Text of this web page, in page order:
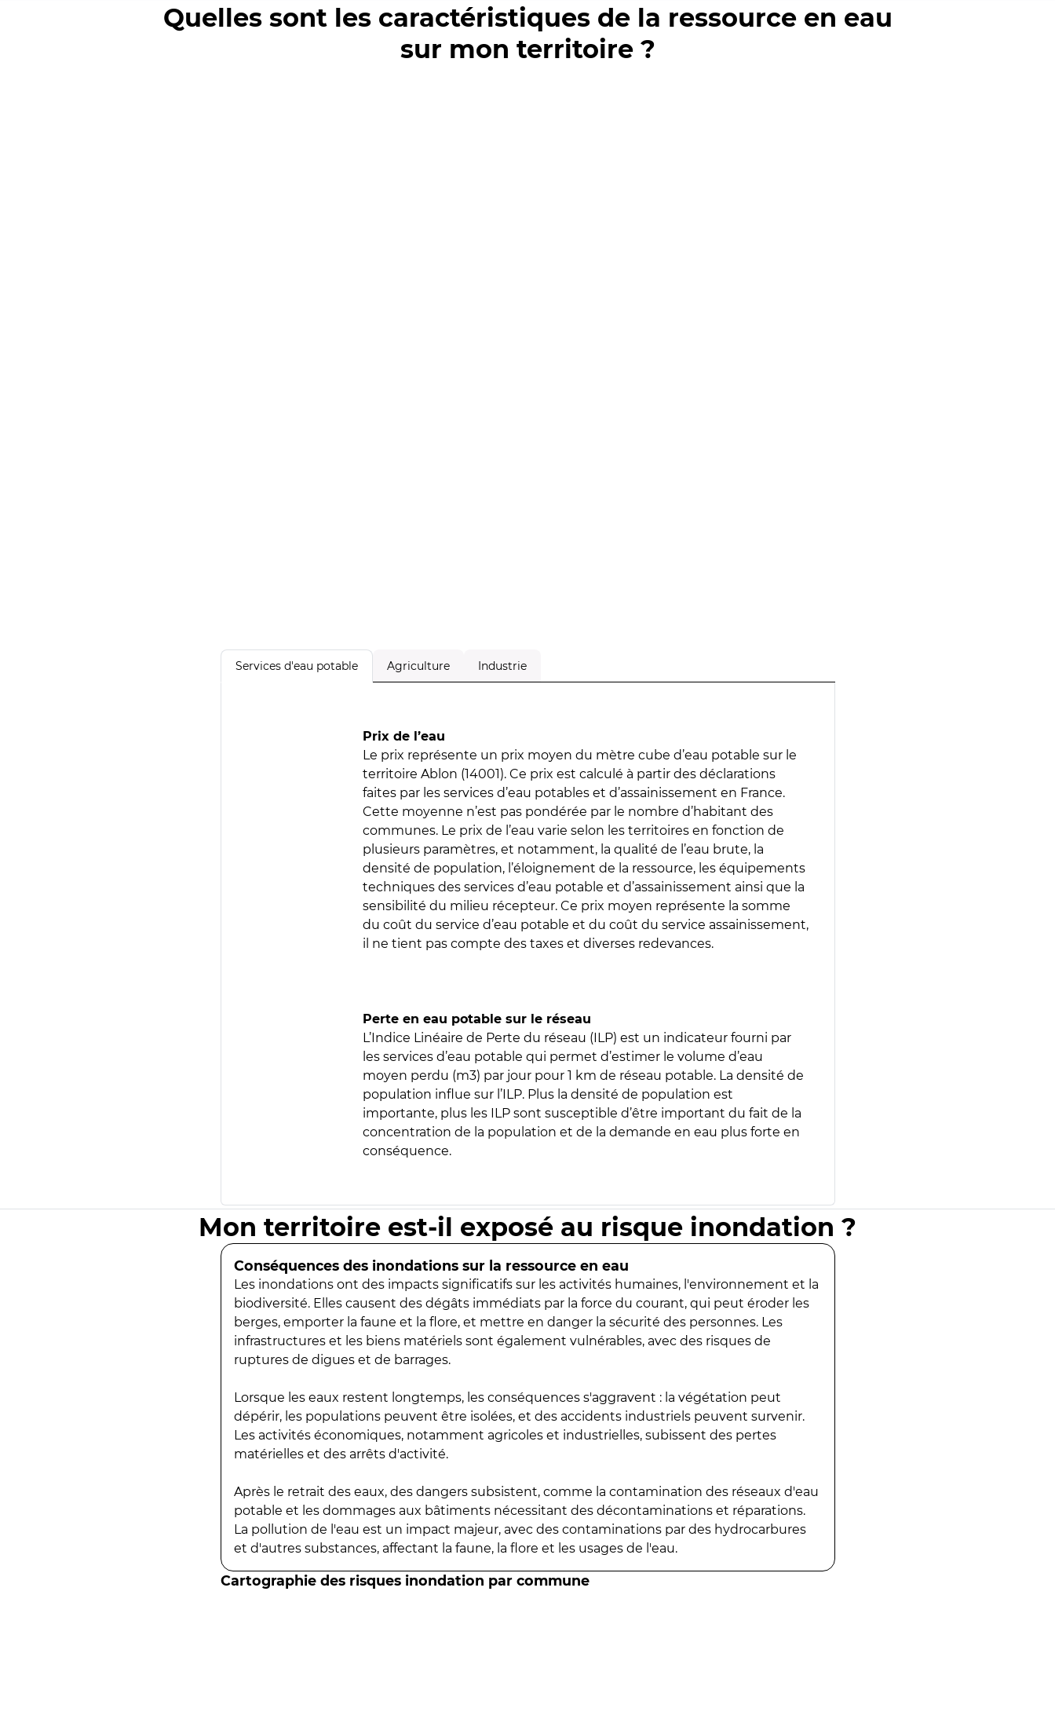
Quelles sont les caractéristiques de la ressource en eau
sur mon territoire ?
Services d'eau potable Agriculture Industrie
Prix de l’eau
Le prix représente un prix moyen du mètre cube d’eau potable sur le
territoire Ablon (14001). Ce prix est calculé à partir des déclarations
faites par les services d’eau potables et d’assainissement en France.
Cette moyenne n’est pas pondérée par le nombre d’habitant des
communes. Le prix de l’eau varie selon les territoires en fonction de
plusieurs paramètres, et notamment, la qualité de l’eau brute, la
densité de population, l’éloignement de la ressource, les équipements
techniques des services d’eau potable et d’assainissement ainsi que la
sensibilité du milieu récepteur. Ce prix moyen représente la somme
du coût du service d’eau potable et du coût du service assainissement,
il ne tient pas compte des taxes et diverses redevances.
Perte en eau potable sur le réseau
L’Indice Linéaire de Perte du réseau (ILP) est un indicateur fourni par
les services d’eau potable qui permet d’estimer le volume d’eau
moyen perdu (m3) par jour pour 1 km de réseau potable. La densité de
population influe sur l’ILP. Plus la densité de population est
importante, plus les ILP sont susceptible d’être important du fait de la
concentration de la population et de la demande en eau plus forte en
conséquence.
Mon territoire est-il exposé au risque inondation ?
Conséquences des inondations sur la ressource en eau
Les inondations ont des impacts significatifs sur les activités humaines, l'environnement et la
biodiversité. Elles causent des dégâts immédiats par la force du courant, qui peut éroder les
berges, emporter la faune et la flore, et mettre en danger la sécurité des personnes. Les
infrastructures et les biens matériels sont également vulnérables, avec des risques de
ruptures de digues et de barrages.
Lorsque les eaux restent longtemps, les conséquences s'aggravent : la végétation peut
dépérir, les populations peuvent être isolées, et des accidents industriels peuvent survenir.
Les activités économiques, notamment agricoles et industrielles, subissent des pertes
matérielles et des arrêts d'activité.
Après le retrait des eaux, des dangers subsistent, comme la contamination des réseaux d'eau
potable et les dommages aux bâtiments nécessitant des décontaminations et réparations.
La pollution de l'eau est un impact majeur, avec des contaminations par des hydrocarbures
et d'autres substances, affectant la faune, la flore et les usages de l'eau.
Cartographie des risques inondation par commune